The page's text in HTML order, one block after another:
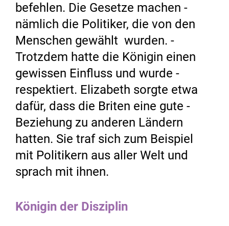
befehlen. Die Gesetze machen ­
nämlich die Politiker, die von den
Menschen ­gewählt wurden. ­
Trotzdem hatte die Königin einen
gewissen Einfluss und wurde ­
respektiert. Elizabeth sorgte etwa
dafür, dass die Briten eine gute ­
Beziehung zu anderen Ländern
hatten. Sie traf sich zum Beispiel
mit ­Politikern aus aller Welt und
sprach mit ihnen.
Königin der Disziplin